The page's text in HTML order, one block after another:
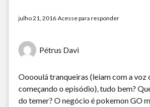
julho 21, 2016 Acesse para responder
Pétrus Davi
Ooooulá tranqueiras (leiam com a voz
começando o episódio), tudo bem?
do temer? O negócio é pokemon GO